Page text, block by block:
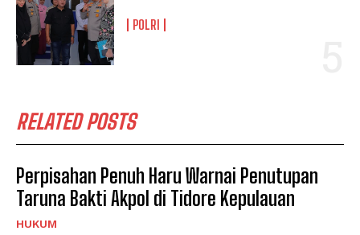
POLRI
RELATED POSTS
Perpisahan Penuh Haru Warnai Penutupan
Taruna Bakti Akpol di Tidore Kepulauan
HUKUM